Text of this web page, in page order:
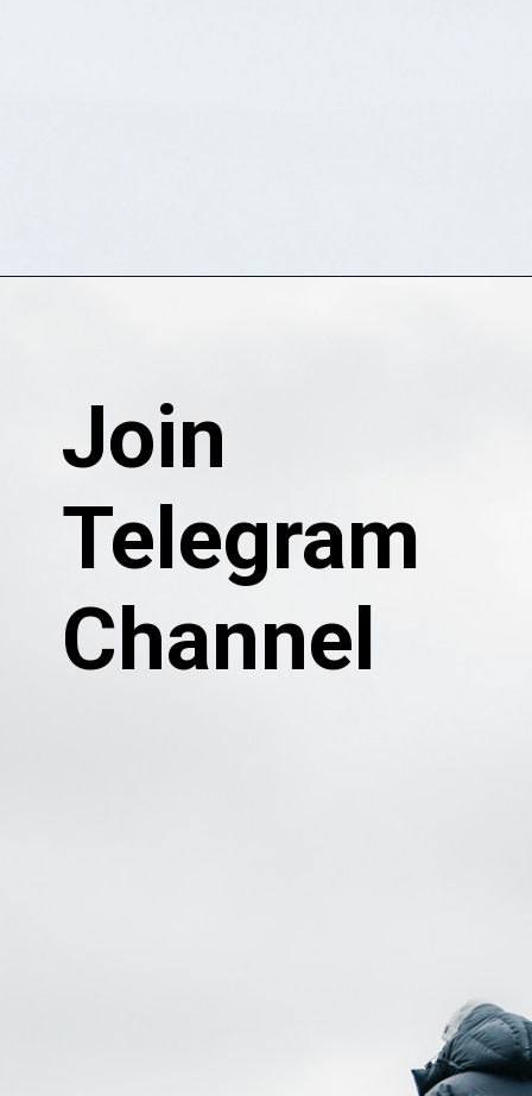
Join
Telegram
Channel